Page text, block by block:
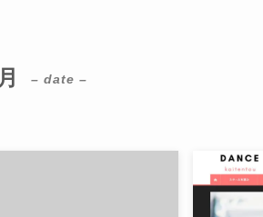
– date –